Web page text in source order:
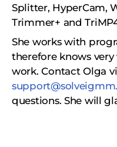
Splitter, HyperCam,
Trimmer+ and
She works with
therefore knows
work. Сontact Olga
questions. She will